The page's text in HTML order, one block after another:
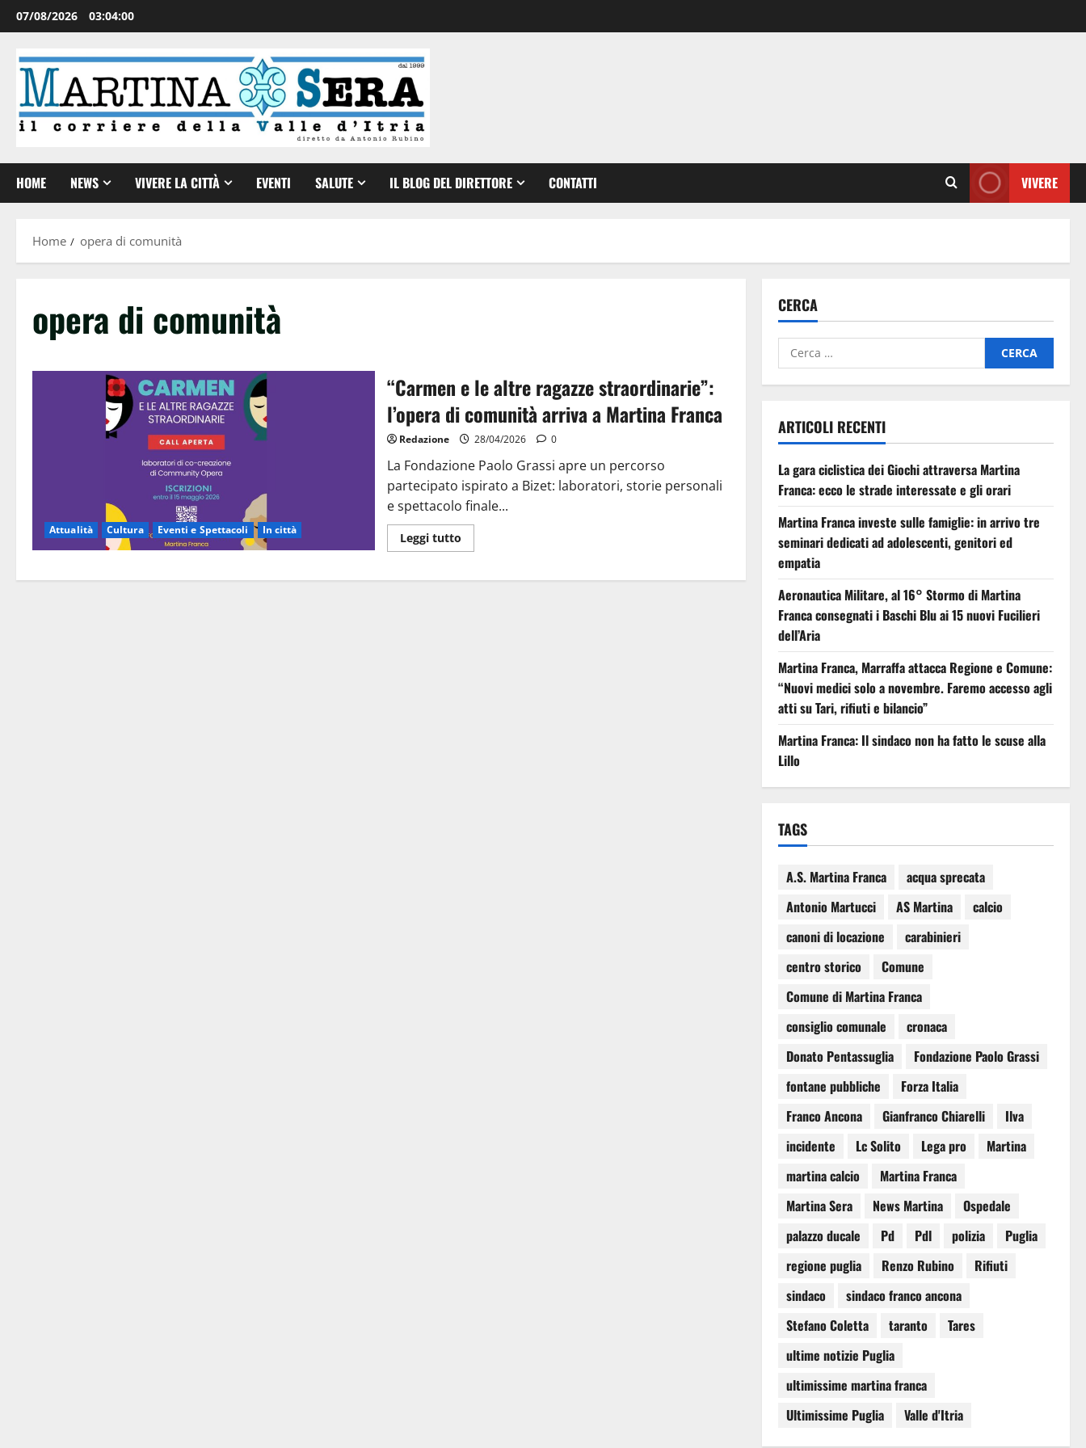
07/08/2026 03:04:01
HOME NEWS VIVERE LA CITTÀ EVENTI SALUTE IL BLOG DEL DIRETTORE CONTATTI VIVERE
Home opera di comunità
opera di comunità
Attualità Cultura Eventi e Spettacoli In città
“Carmen e le altre ragazze straordinarie”:
l’opera di comunità arriva a Martina Franca
Redazione 28/04/2026 0
La Fondazione Paolo Grassi apre un percorso
partecipato ispirato a Bizet: laboratori, storie personali
e spettacolo finale...
Leggi tutto
CERCA
ARTICOLI RECENTI
La gara ciclistica dei Giochi attraversa Martina
Franca: ecco le strade interessate e gli orari
Martina Franca investe sulle famiglie: in arrivo tre
seminari dedicati ad adolescenti, genitori ed
empatia
Aeronautica Militare, al 16° Stormo di Martina
Franca consegnati i Baschi Blu ai 15 nuovi Fucilieri
dell’Aria
Martina Franca, Marraffa attacca Regione e Comune:
“Nuovi medici solo a novembre. Faremo accesso agli
atti su Tari, rifiuti e bilancio”
Martina Franca: Il sindaco non ha fatto le scuse alla
Lillo
TAGS
A.S. Martina Franca
acqua sprecata
Antonio Martucci
AS Martina
calcio
canoni di locazione
carabinieri
centro storico
Comune
Comune di Martina Franca
consiglio comunale
cronaca
Donato Pentassuglia
Fondazione Paolo Grassi
fontane pubbliche
Forza Italia
Franco Ancona
Gianfranco Chiarelli
Ilva
incidente
Lc Solito Lega pro
Martina
martina calcio
Martina Franca
Martina Sera
News Martina
Ospedale
palazzo ducale
Pd Pdl polizia
Puglia
regione puglia
Renzo Rubino
Rifiuti
sindaco
sindaco franco ancona
Stefano Coletta
taranto
Tares
ultime notizie Puglia
ultimissime martina franca
Ultimissime Puglia
Valle d'Itria